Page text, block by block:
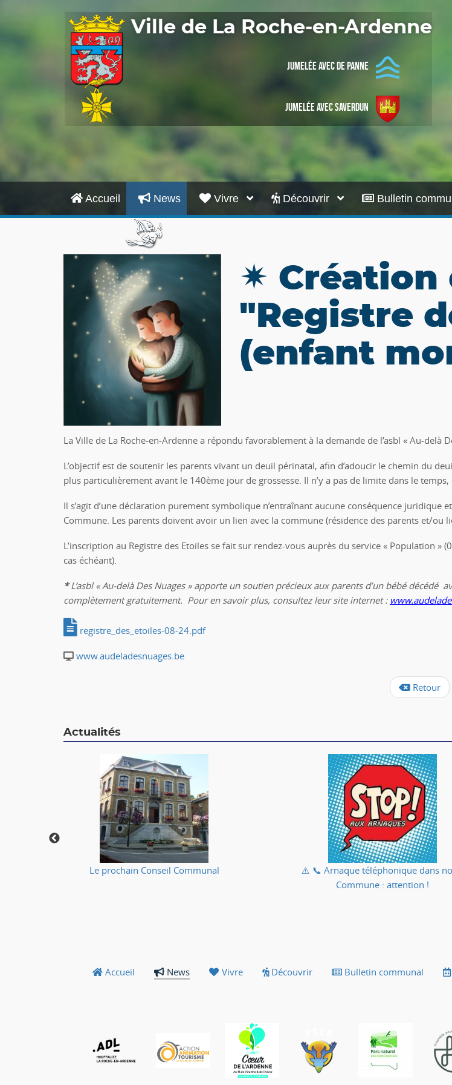
Ville de La Roche-en-Ardenne
Jumelée avec De Panne
Jumelée avec Saverdun
Accueil News Vivre Découvrir Bulletin
✴ Création
"Registre
(enfant
La Ville de La Roche-en-Ardenne a répondu favorablement à la demande de l’asbl « Au-delà
L’objectif est de soutenir les parents vivant un deuil périnatal, afin d’adoucir le chemin du
plus particulièrement avant le 140ème jour de grossesse. Il n’y a pas de limite dans le
Il s’agit d’une déclaration purement symbolique n’entraînant aucune conséquence
Commune. Les parents doivent avoir un lien avec la commune (résidence des parents et/ou
L’inscription au Registre des Etoiles se fait sur rendez-vous auprès du service « Population
cas échéant).
*L’asbl « Au-delà Des Nuages » apporte un soutien précieux aux parents d’un bébé décédé
complètement gratuitement. Pour en savoir plus, consultez leur site internet :
registre_des_etoiles-08-24.pdf
www.audeladesnuages.be
Retour
Actualités
Le prochain Conseil Communal
⚠️ 📞 Arnaque téléphonique dans
Commune : attention !
Accueil News Vivre Découvrir Bulletin communal